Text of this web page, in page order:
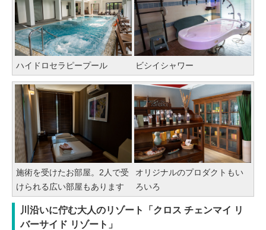
ハイドロセラピープール ビシイシャワー
施術を受けたお部屋。2人で受
けられる広い部屋もあります
オリジナルのプロダクトもい
ろいろ
川沿いに佇む大人のリゾート「クロス チェンマイ リ
バーサイド リゾート」